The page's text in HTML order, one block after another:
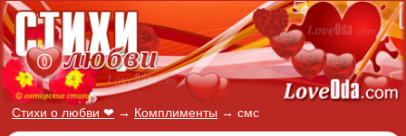
Стихи о любви ❤ → Комплименты → смс